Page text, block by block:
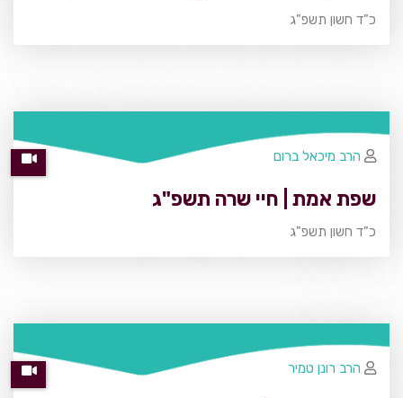
כ"ד חשון תשפ"ג
שפת אמת | חיי שרה תשפ"ג
כ"ד חשון תשפ"ג
הרב מיכאל ברום
הרב רונן טמיר